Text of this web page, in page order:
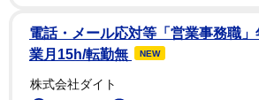
電話・メール応対等「営業事務職
業月15h/転勤無
NEW
株式会社ダイト